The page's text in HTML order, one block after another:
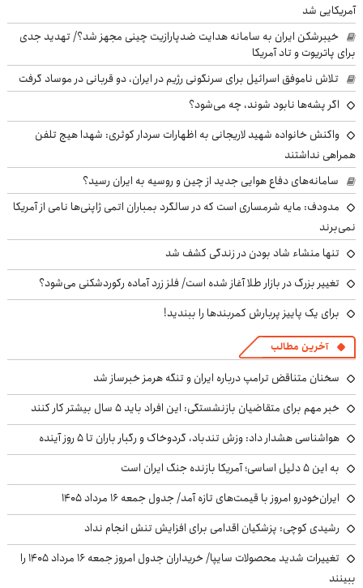
آمریکایی شد
خیبرشکن ایران به سامانه هدایت ضدپارازیت چینی مجهز شد؟/ تهدید جدی
برای پاتریوت و تاد آمریکا
تلاش ناموفق اسرائیل برای سرنگونی رژیم در ایران، دو قربانی در موساد گرفت
اگر پشه‌ها نابود شوند، چه می‌شود؟
واکنش خانواده شهید لاریجانی به اظهارات سردار کوثری: شهدا هیچ تلفن
همراهی نداشتند
سامانه‌های دفاع هوایی جدید از چین و روسیه به ایران رسید؟
مدودف: مایه شرمساری است که در سالگرد بمباران اتمی ژاپنی‌ها نامی از آمریکا
نمی‌برند
تنها منشاء شاد بودن در زندگی کشف شد
تغییر بزرگ در بازار طلا آغاز شده است/ فلز زرد آماده رکوردشکنی می‌شود؟
برای یک پاییز پربارش کمربندها را ببندید!
آخرین مطالب
سخنان متناقض ترامپ درباره ایران و تنگه هرمز خبرساز شد
خبر مهم برای متقاضیان بازنشستگی: این افراد باید ۵ سال بیشتر کار کنند
هواشناسی هشدار داد: وزش تندباد، گردوخاک و رگبار باران تا ۵ روز آینده
به این ۵ دلیل اساسی؛ آمریکا بازنده جنگ ایران است
ایران‌خودرو امروز با قیمت‌های تازه آمد/ جدول جمعه ۱۶ مرداد ۱۴۰۵
رشیدی کوچی: پزشکیان اقدامی برای افزایش تنش انجام نداد
تغییرات شدید محصولات سایپا/ خریداران جدول امروز جمعه ۱۶ مرداد ۱۴۰۵ را
ببینند